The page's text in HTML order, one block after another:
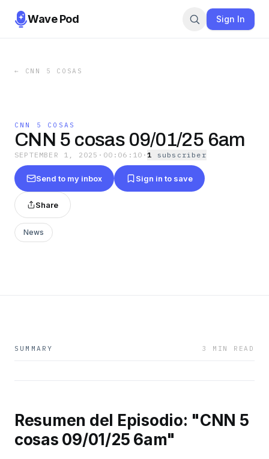
Wave Pod Sign In
← CNN 5 COSAS
CNN 5 COSAS
CNN 5 cosas 09/01/25 6am
SEPTEMBER 1, 2025 · 00:06:10 ·1 subscriber
Send to my inbox Sign in to save
Share
News
SUMMARY 3 MIN READ
Resumen del Episodio: "CNN 5
cosas 09/01/25 6am"